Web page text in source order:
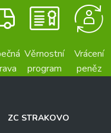
Věrnostní
program
Vrácení
peněz
ZC STRAKOVO